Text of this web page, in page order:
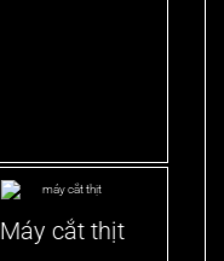
Máy cắt thịt